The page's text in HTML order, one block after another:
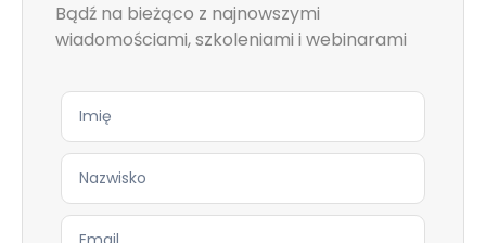
Bądź na bieżąco z najnowszymi
wiadomościami, szkoleniami i webinarami